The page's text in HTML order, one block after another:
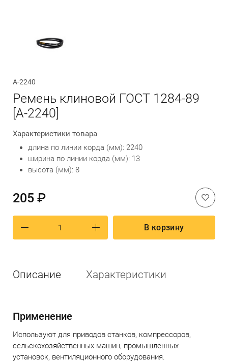
А-2240
Ремень клиновой ГОСТ 1284-89
[А-2240]
Характеристики товара
длина по линии корда (мм): 2240
ширина по линии корда (мм): 13
высота (мм): 8
205 ₽
В корзину
Описание Характеристики
Применение
Используют для приводов станков, компрессоров,
сельскохозяйственных машин, промышленных
установок, вентиляционного оборудования.